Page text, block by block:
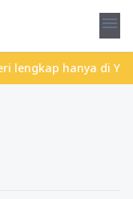
menu
hanya di